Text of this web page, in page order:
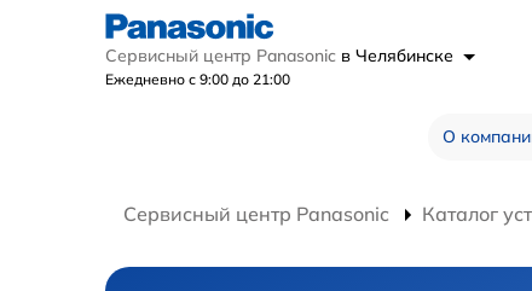
Сервисный центр Panasonic в Челябинске
Ежедневно с 9:00 до 21:00
О
Сервисный центр Panasonic Каталог